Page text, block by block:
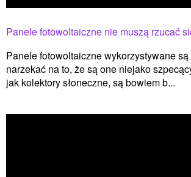
Panele fotowoltaiczne nie muszą rzucać
Panele fotowoltaiczne wykorzystywane
narzekać na to, że są one niejako
jak kolektory słoneczne, są bowiem b...